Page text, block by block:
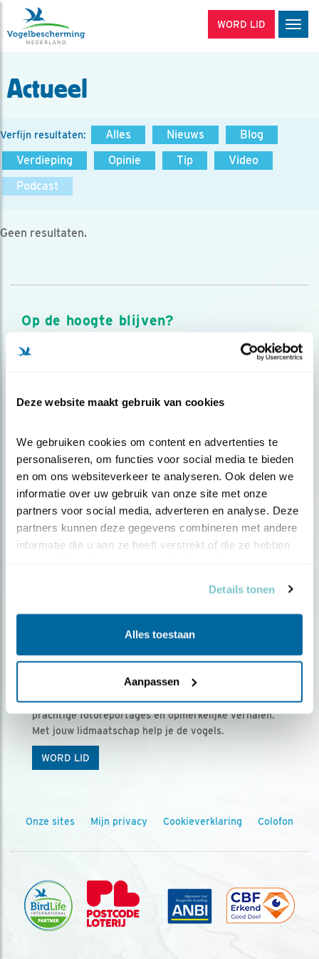
Deze website maakt gebruik van cookies
We gebruiken cookies om content en advertenties te
personaliseren, om functies voor social media te bieden
en om ons websiteverkeer te analyseren. Ook delen we
informatie over uw gebruik van onze site met onze
partners voor social media, adverteren en analyse. Deze
partners kunnen deze gegevens combineren met andere
informatie die u aan ze heeft verstrekt of die ze hebben
Details tonen
Alles toestaan
Aanpassen
WORD LID
Actueel
Verfijn resultaten: Alles Nieuws
Blog
Verdieping
Opinie Tip
Video
Podcast
Geen resultaten.
Op de hoogte blijven?
Meld je aan en ontvang nieuws, inspiratie, acties en tips
over vogels en activiteiten van Vogelbescherming.
Ontvang 5 x Vogels voor € 36,00 per jaar
Vogels is het tijdschrift voor onze leden, met
prachtige fotoreportages en opmerkelijke verhalen.
Met jouw lidmaatschap help je de vogels.
WORD LID
Onze sites Mijn privacy Cookieverklaring Colofon